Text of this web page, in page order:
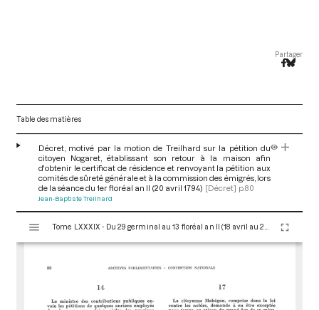
Partager
Table des matières
Décret, motivé par la motion de Treilhard sur la pétition du
citoyen Nogaret, établissant son retour à la maison afin
d'obtenir le certificat de résidence et renvoyant la pétition aux
comités de sûreté générale et à la commission des émigrés, lors
de la séance du 1er floréal an II (20 avril 1794) [Décret] p.80
Jean-Baptiste Treilhard
s